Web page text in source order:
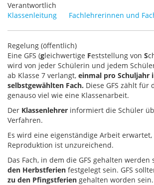
Verantwortlich
Klassenleitung
Fachlehrerinnen und
Regelung (öffentlich)
Eine GFS (gleichwertige Feststellung von S
wird von jeder Schülerin und jedem
ab Klasse 7 verlangt, einmal pro Schuljahr
selbstgewählten Fach. Diese GFS zählt für
genauso viel wie eine Klassenarbeit.
Der Klassenlehrer informiert die Schüler
Verfahren.
Es wird eine eigenständige Arbeit
Reproduktion ist unzureichend.
Das Fach, in dem die GFS gehalten werden
den Herbstferien festgelegt sein. GFS
zu den Pfingstferien gehalten worden sein.